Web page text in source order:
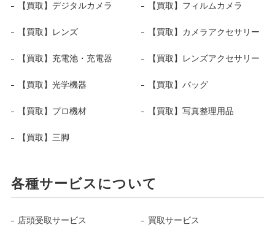
【買取】デジタルカメラ 【買取】フィルムカメラ
【買取】レンズ 【買取】カメラアクセサリー
【買取】充電池・充電器 【買取】レンズアクセサリー
【買取】光学機器 【買取】バッグ
【買取】プロ機材 【買取】写真整理用品
【買取】三脚
各種サービスについて
店頭受取サービス 買取サービス